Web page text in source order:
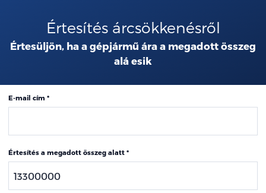
Értesítés árcsökkenésről
Értesüljön, ha a gépjármű ára a megadott összeg
alá esik
E-mail cím
Értesítés a megadott összeg alatt